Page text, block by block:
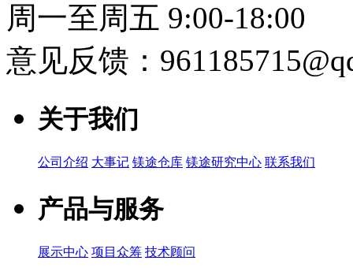
周一至周五 9:00-18:00
意见反馈：
关于我们
公司介绍 大事记 镁途仓库 镁途研究中心 联系我们
产品与服务
展示中心 项目众筹 技术顾问